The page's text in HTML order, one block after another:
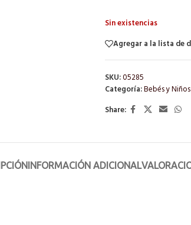
Sin existencias
Agregar a la lista de
SKU:05285
Categoría:Bebés y Niños
Share:
INFORMACIÓN ADICIONAL